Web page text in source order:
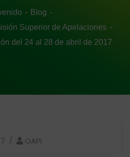
Blog
Superior de Apelaciones
del 24 al 28 de abril de 2017
OAPI